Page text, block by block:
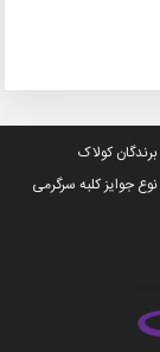
برندگان کولاک
نوع جوایز کلبه سرگرمی